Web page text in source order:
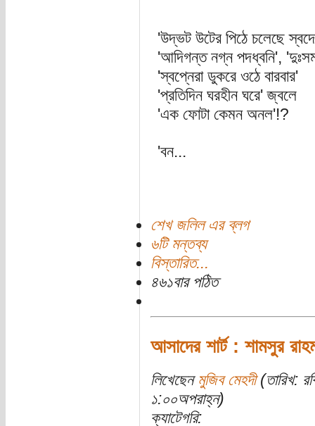
'উদ্ভট উটের পিঠে চলেছে
'আদিগন্ত নগ্ন পদধ্বনি',
'স্বপ্নেরা ডুকরে ওঠে বারবার'
'প্রতিদিন ঘরহীন ঘরে' জ্বলে
'এক ফোটা কেমন অনল'!?
'বন...
শেখ জলিল এর ব্লগ
৬টি মন্তব্য
বিস্তারিত...
৪৬১বার পঠিত
আসাদের শার্ট : শামসুর
লিখেছেন মুজিব মেহদী(তারিখ:
১:০০অপরাহ্ন)
ক্যাটেগরি: